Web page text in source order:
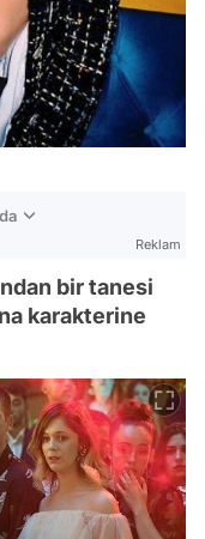
Reklam
bir tanesi
karakterine